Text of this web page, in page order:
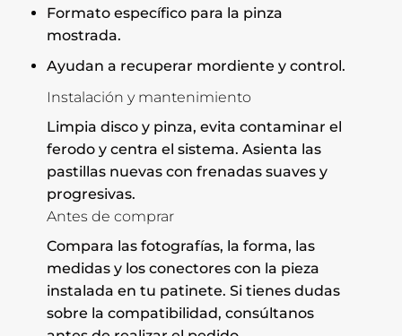
Formato específico para la pinza
mostrada.
Ayudan a recuperar mordiente y control.
Instalación y mantenimiento
Limpia disco y pinza, evita contaminar el
ferodo y centra el sistema. Asienta las
pastillas nuevas con frenadas suaves y
progresivas.
Antes de comprar
Compara las fotografías, la forma, las
medidas y los conectores con la pieza
instalada en tu patinete. Si tienes dudas
sobre la compatibilidad, consúltanos